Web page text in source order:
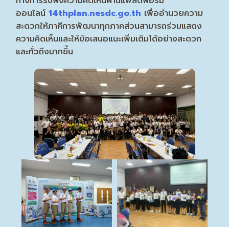
ออนไลน์14thplan.nesdc.go.th เพื่ออำนวยความ
สะดวกให้ภาคีการพัฒนาทุกภาคส่วนสามารถร่วมแสดง
ความคิดเห็นและให้ข้อเสนอแนะเพิ่มเติมได้อย่างสะดวก
และทั่วถึงมากขึ้น